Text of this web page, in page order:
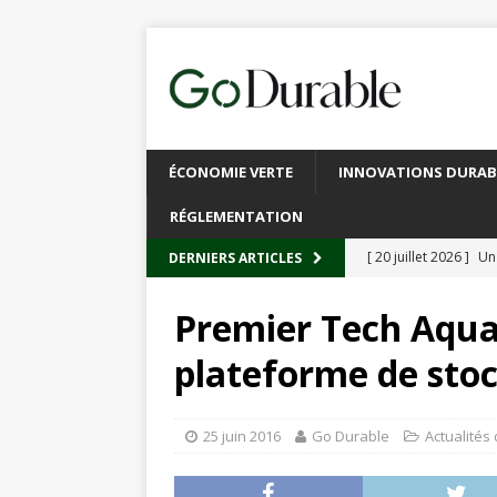
ÉCONOMIE VERTE INNOVATIONS
RÉGLEMENTATION
DERNIERS ARTICLES [ 20 juillet 2026 ]
[ 13 juillet 2026 ]
emballages
L’INTERNATIONAL
[ 3 août 2026 ]
Le
Premier Tech
plateforme de
25 juin 2016 Go Durable Actualités